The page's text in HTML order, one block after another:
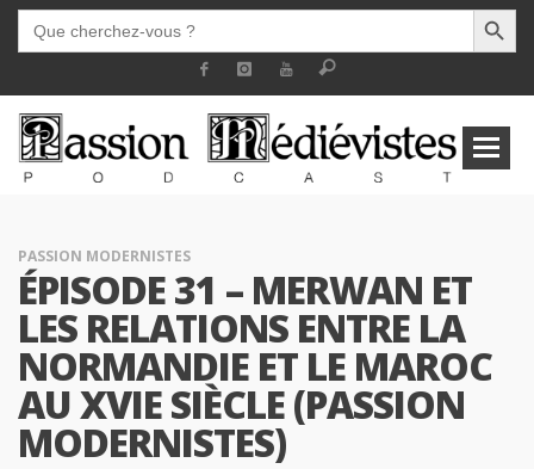
SEARCH
FOR:
SEARCH
PASSION MODERNISTES
ÉPISODE 31 – MERWAN ET
LES RELATIONS ENTRE LA
NORMANDIE ET LE MAROC
AU XVIE SIÈCLE (PASSION
MODERNISTES)